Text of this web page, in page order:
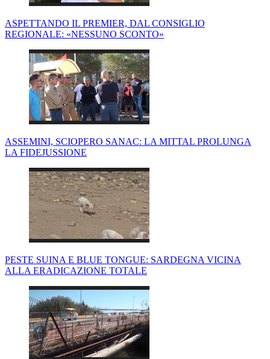
ASPETTANDO IL PREMIER, DAL CONSIGLIO
REGIONALE: «NESSUNO SCONTO»
ASSEMINI, SCIOPERO SANAC: LA MITTAL PROLUNGA
LA FIDEJUSSIONE
PESTE SUINA E BLUE TONGUE: SARDEGNA VICINA
ALLA ERADICAZIONE TOTALE